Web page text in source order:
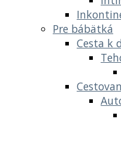
Pre bábätká
Cesta k